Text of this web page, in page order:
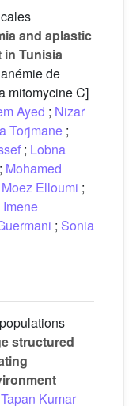
and aplastic
in Tunisia
de
mitomycine C]
Ayed ; Nizar
Torjmane ;
; Lobna
; Mohamed
Moez Elloumi ;
Imene
; Sonia
structured
Tapan Kumar